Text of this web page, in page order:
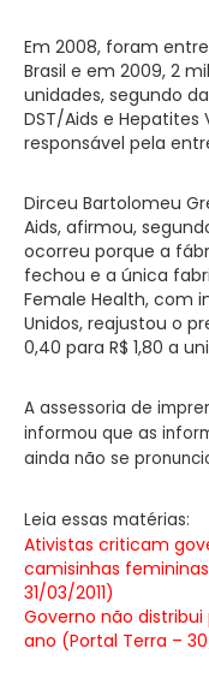
Em 2008, foram
Brasil e em 2009, 2
unidades, segundo
DST/Aids e Hepatites
responsável pela
Dirceu Bartolomeu
Aids, afirmou,
ocorreu porque a
fechou e a única
Female Health, com
Unidos, reajustou o
0,40 para R$ 1,80 a
A assessoria de
informou que as
ainda não se
Leia essas matérias:
Ativistas criticam
camisinhas
31/03/2011)
Governo não
ano (Portal Terra –